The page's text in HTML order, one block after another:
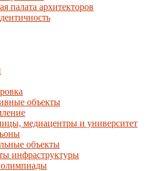
палата архитекторов
объекты
медиацентры и университет
объекты
инфраструктуры